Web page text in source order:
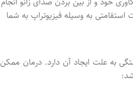
به وسیله فیزیوتراپ به شما
به علت ایجاد آن دارد. درمان ممکن